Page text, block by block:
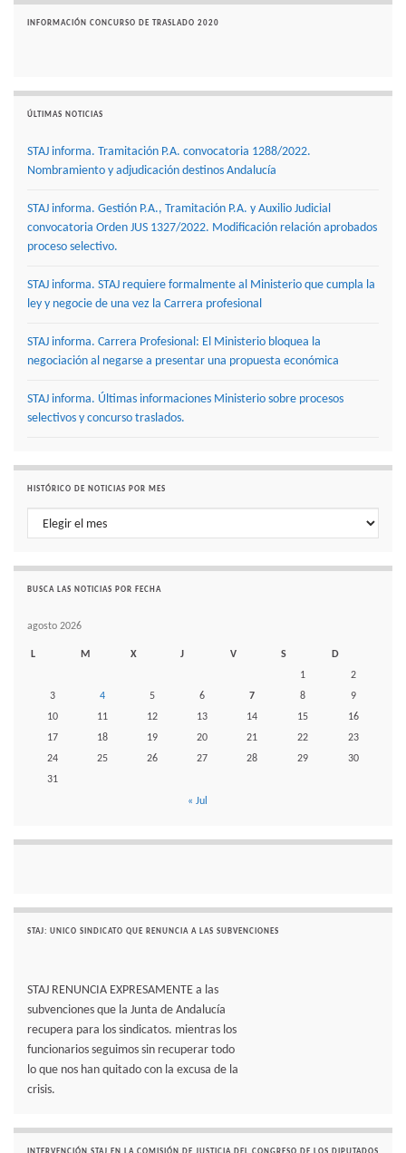
INFORMACIÓN CONCURSO DE TRASLADO 2020
ÚLTIMAS NOTICIAS
STAJ informa. Tramitación P.A. convocatoria 1288/2022.
Nombramiento y adjudicación destinos Andalucía
STAJ informa. Gestión P.A., Tramitación P.A. y Auxilio Judicial
convocatoria Orden JUS 1327/2022. Modificación relación aprobados
proceso selectivo.
STAJ informa. STAJ requiere formalmente al Ministerio que cumpla la
ley y negocie de una vez la Carrera profesional
STAJ informa. Carrera Profesional: El Ministerio bloquea la
negociación al negarse a presentar una propuesta económica
STAJ informa. Últimas informaciones Ministerio sobre procesos
selectivos y concurso traslados.
HISTÓRICO DE NOTICIAS POR MES
Histórico de noticias por mes
BUSCA LAS NOTICIAS POR FECHA
agosto 2026
L M X J V S
D
1
2
3
4 5 6 7 8
9
10
11 12 13 14 15
16
17
18 19 20 21 22
23
24
25 26 27 28 29
30
31
« Jul
STAJ: UNICO SINDICATO QUE RENUNCIA A LAS SUBVENCIONES
STAJ RENUNCIA EXPRESAMENTE a las
subvenciones que la Junta de Andalucía
recupera para los sindicatos. mientras los
funcionarios seguimos sin recuperar todo
lo que nos han quitado con la excusa de la
crisis.